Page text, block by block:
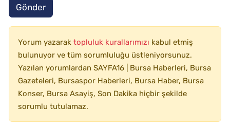
Gönder
Yorum yazarak topluluk kurallarımızı kabul etmiş
bulunuyor ve tüm sorumluluğu üstleniyorsunuz.
Yazılan yorumlardan SAYFA16 | Bursa Haberleri, Bursa
Gazeteleri, Bursaspor Haberleri, Bursa Haber, Bursa
Konser, Bursa Asayiş, Son Dakika hiçbir şekilde
sorumlu tutulamaz.